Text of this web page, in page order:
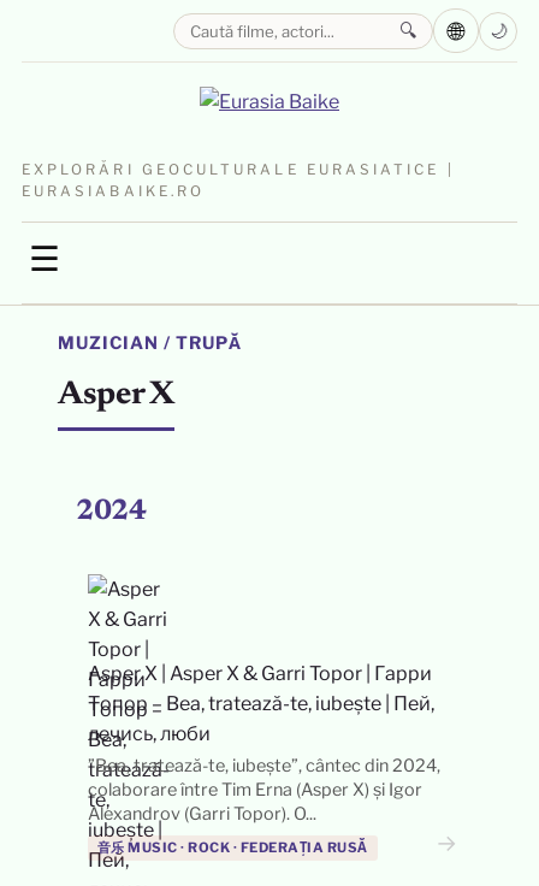
EXPLORĂRI GEOCULTURALE EURASIATICE |
EURASIABAIKE.RO
☰
🔍 🌐 🌙
MUZICIAN / TRUPĂ
Asper X
2024
Asper X Asper X & Garri Topor | Гарри
Топор – Bea, tratează-te, iubește | Пей,
лечись, люби
”Bea, tratează-te, iubește”, cântec din 2024,
colaborare între Tim Erna (Asper X) și Igor
Alexandrov (Garri Topor). O...
音乐 MUSIC · ROCK · FEDERAȚIA RUSĂ →